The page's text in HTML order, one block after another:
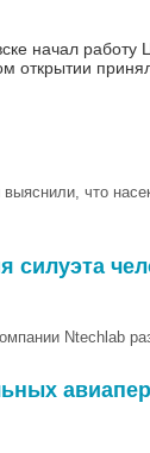
начал работу
открытии
что
силуэта
Ntechlab